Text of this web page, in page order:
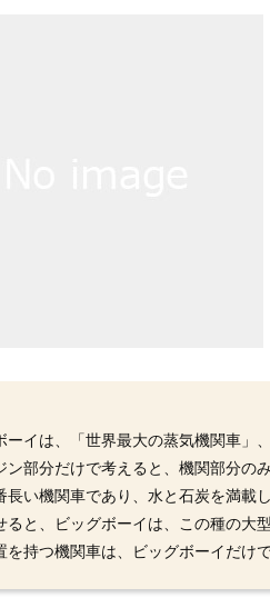
ーイは、「世界最大の蒸気機関車」
ン部分だけで考えると、機関部分の
長い機関車であり、水と石炭を満載
ると、ビッグボーイは、この種の大
を持つ機関車は、ビッグボーイだけで